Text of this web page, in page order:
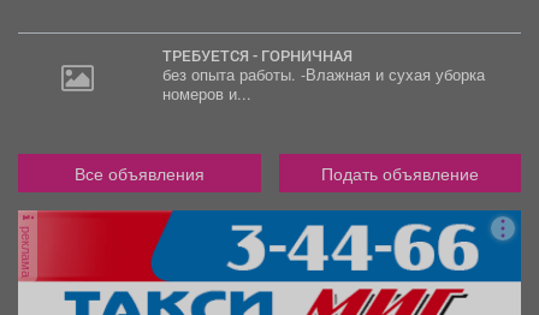
ТРЕБУЕТСЯ - ГОРНИЧНАЯ
без опыта работы. -Влажная и сухая уборка
номеров и...
Все объявления Подать объявление
реклама